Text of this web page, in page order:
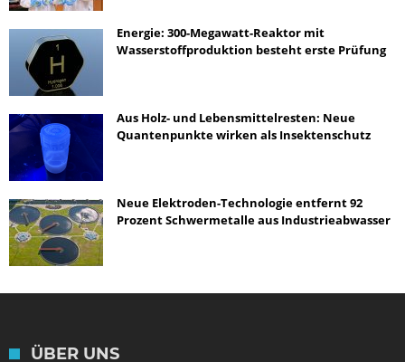
Energie: 300-Megawatt-Reaktor mit
Wasserstoffproduktion besteht erste Prüfung
Aus Holz- und Lebensmittelresten: Neue
Quantenpunkte wirken als Insektenschutz
Neue Elektroden-Technologie entfernt 92
Prozent Schwermetalle aus Industrieabwasser
ÜBER UNS